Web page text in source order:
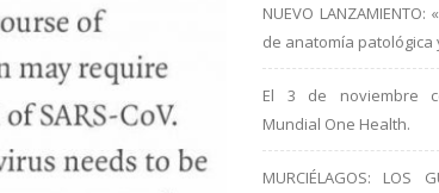
NUEVO
de anatomía patológica
El 3 de noviembre
Mundial One Health.
MURCIÉLAGOS: LOS